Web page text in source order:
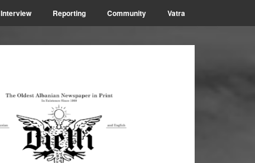
Interview Reporting Community Vatra